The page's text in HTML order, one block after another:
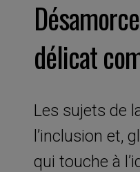
délicat
Les sujets de
l’inclusion et,
qui touche à